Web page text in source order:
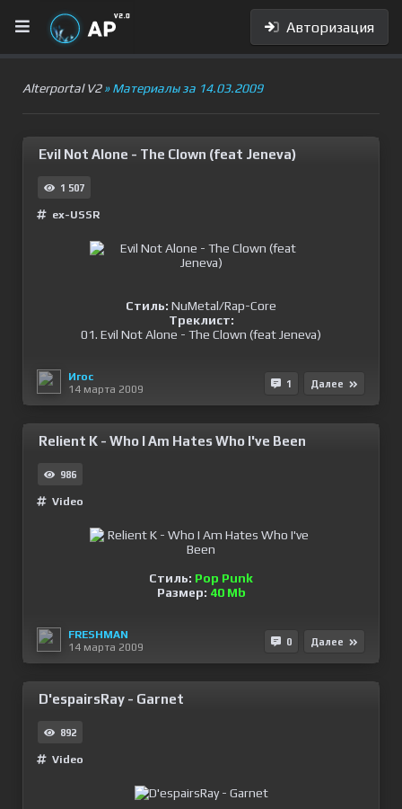
Авторизация
Alterportal V2» Материалы за 14.03.2009
Evil Not Alone - The Clown (feat Jeneva)
1 507
ex-USSR
Стиль: NuMetal/Rap-Core
Треклист:
01. Evil Not Alone - The Clown (feat Jeneva)
Игос
14 марта 2009
1 Далее
Relient K - Who I Am Hates Who I've Been
986
Video
Стиль: Pop Punk
Размер: 40 Mb
FRESHMAN
14 марта 2009
0 Далее
D'espairsRay - Garnet
892
Video